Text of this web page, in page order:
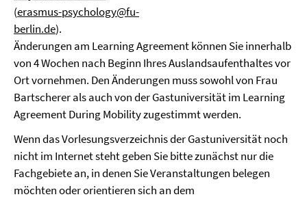
(erasmus-psychology@fu-
berlin.de).
Änderungen am Learning Agreement können Sie innerhalb
von 4 Wochen nach Beginn Ihres Auslandsaufenthaltes vor
Ort vornehmen. Den Änderungen muss sowohl von Frau
Bartscherer als auch von der Gastuniversität im Learning
Agreement During Mobility zugestimmt werden.
Wenn das Vorlesungsverzeichnis der Gastuniversität noch
nicht im Internet steht geben Sie bitte zunächst nur die
Fachgebiete an, in denen Sie Veranstaltungen belegen
möchten oder orientieren sich an dem